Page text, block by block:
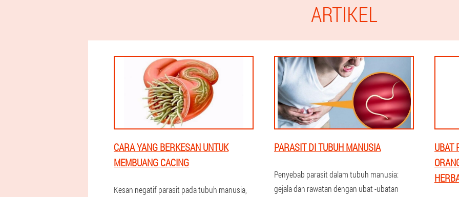
ARTIKEL
CARA YANG BERKESAN UNTUK
MEMBUANG CACING
Kesan negatif parasit pada tubuh manusia,
PARASIT DI TUBUH MANUSIA
Penyebab parasit dalam tubuh manusia:
gejala dan rawatan dengan ubat -ubatan
UBAT